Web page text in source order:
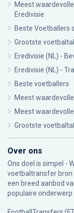
Meest
Eredivisie
Beste Voetballers
Grootste
Eredivisie (NL) -
Eredivisie (NL) -
Beste voetballers
Meest
Meest
Grootste
Over ons
Ons doel is simpel -
voetbaltransfer bron
een breed aanbod
populaire